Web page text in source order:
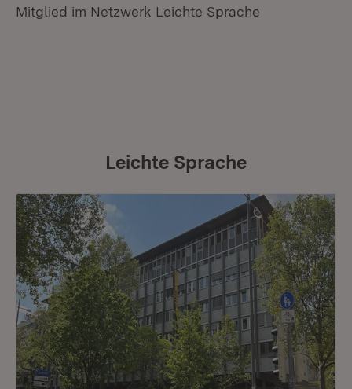
Mitglied im Netzwerk Leichte Sprache
Leichte Sprache